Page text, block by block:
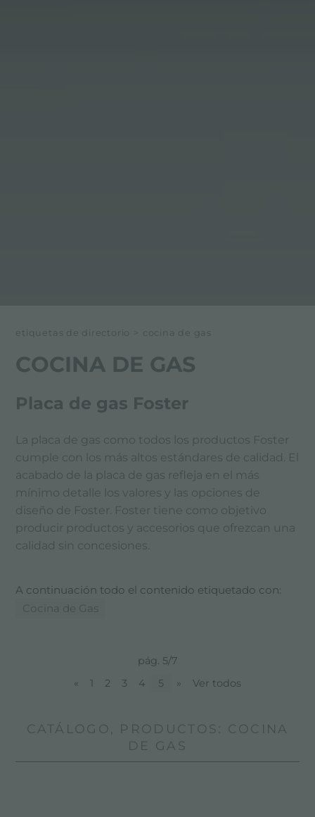
etiquetas de directorio > cocina de gas
COCINA DE GAS
Placa de gas Foster
La placa de gas como todos los productos Foster
cumple con los más altos estándares de calidad. El
acabado de la placa de gas refleja en el más
mínimo detalle los valores y las opciones de
diseño de Foster. Foster tiene como objetivo
producir productos y accesorios que ofrezcan una
calidad sin concesiones.
A continuación todo el contenido etiquetado con:
Cocina de Gas
pág. 5/7
«
1 2 3 4 5 » Ver todos
CATÁLOGO, PRODUCTOS: COCINA
DE GAS